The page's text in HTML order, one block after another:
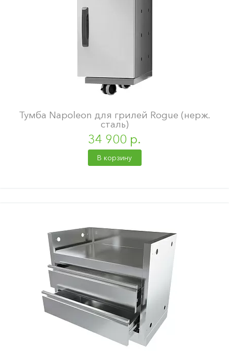
Тумба Napoleon для грилей Rogue (нерж.
сталь)
34 900 р.
В корзину